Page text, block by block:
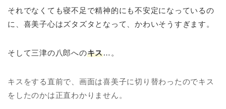
それでなくても寝不足で精神的にも不安定になっているの
に、喜美子心はズタズタとなって、かわいそうすぎます。
そして三津の八郎へのキス…。
キスをする直前で、画面は喜美子に切り替わったのでキス
をしたのかは正直わかりません。